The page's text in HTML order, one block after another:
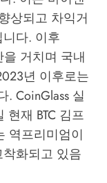
상되고 차익거
다. 이후
을 거치며 국내
년 이후로는
. CoinGlass실
재 BTC 김프
역프리미엄이
화되고 있음